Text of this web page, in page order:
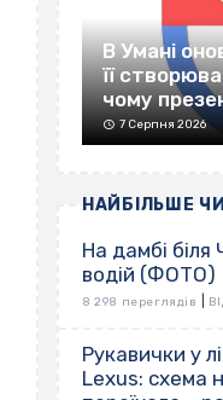
В Умані
її
чому
7 Серпня 2026
НАЙБІЛЬШЕ
На дамбі
водій (ФОТО)
8 298 переглядів
Рукавички у
Lexus: схема